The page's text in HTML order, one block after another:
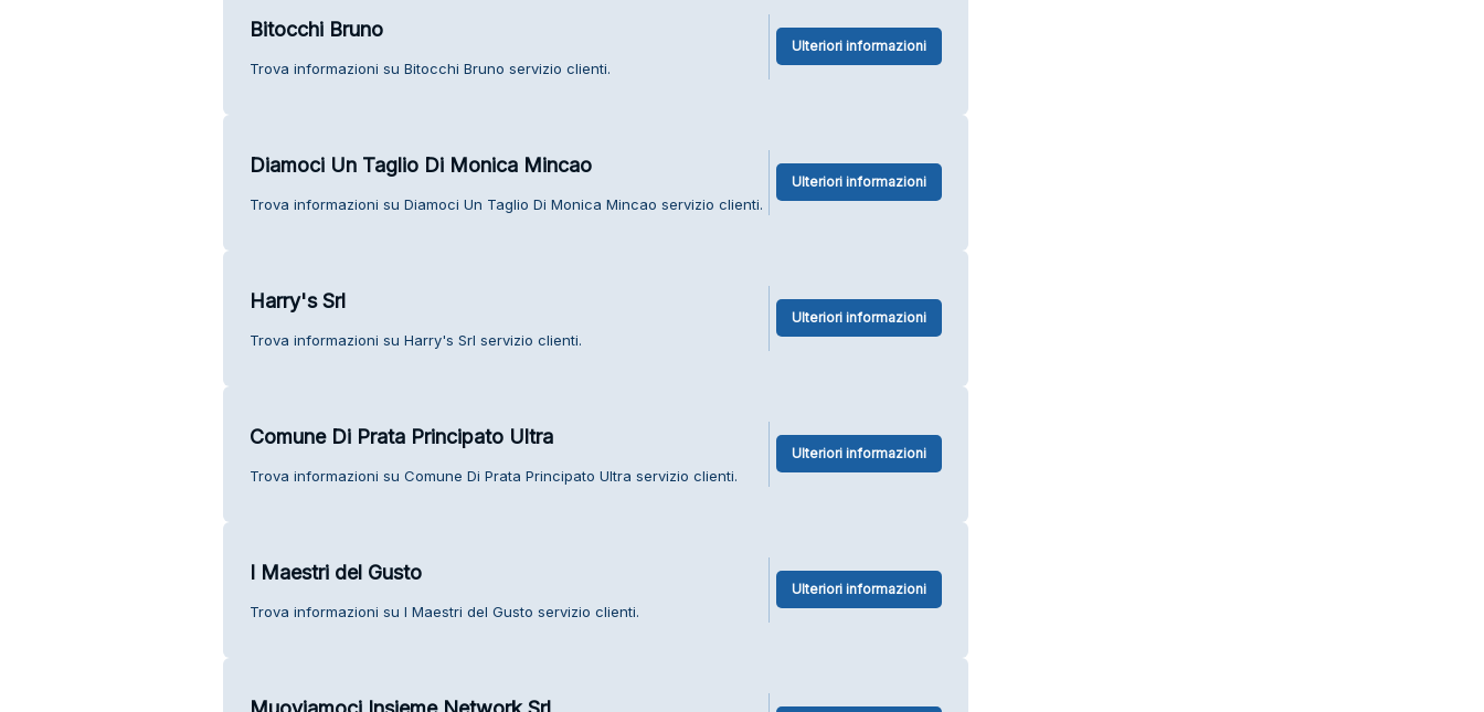
Bitocchi Bruno
Trova informazioni su Bitocchi Bruno servizio clienti.
Ulteriori informazioni
Diamoci Un Taglio Di Monica Mincao
Trova informazioni su Diamoci Un Taglio Di Monica Mincao servizio clienti.
Ulteriori informazioni
Harry's Srl
Trova informazioni su Harry's Srl servizio clienti.
Ulteriori informazioni
Comune Di Prata Principato Ultra
Trova informazioni su Comune Di Prata Principato Ultra servizio clienti.
Ulteriori informazioni
I Maestri del Gusto
Trova informazioni su I Maestri del Gusto servizio clienti.
Ulteriori informazioni